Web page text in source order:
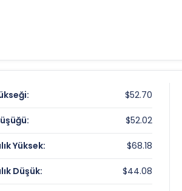
$52.70
$52.02
Yüksek: $68.18
Düşük: $44.08